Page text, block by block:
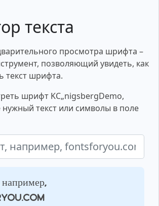
текста
просмотра шрифта –
позволяющий увидеть, как
текст шрифта.
шрифт KС„nigsbergDemo,
нужный текст или символы в поле